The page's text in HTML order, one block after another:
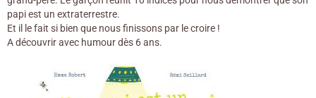
papi est un extraterrestre.
Et il le fait si bien que nous finissons par le croire !
A découvrir avec humour dès 6 ans.